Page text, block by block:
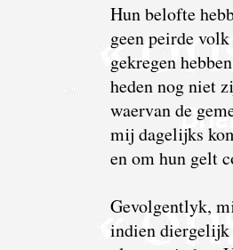
Hun belofte
geen peirde
gekregen
heden nog niet
waervan de
mij dagelijks
en om hun gelt
Gevolgentlyk,
indien